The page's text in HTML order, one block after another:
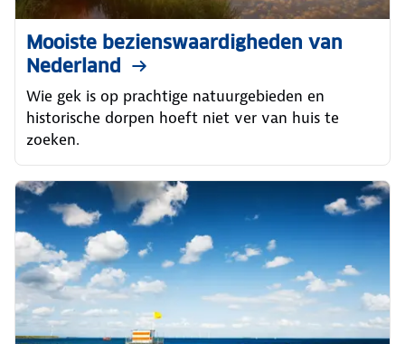
Mooiste bezienswaardigheden van
Nederland
Wie gek is op prachtige natuurgebieden en
historische dorpen hoeft niet ver van huis te
zoeken.